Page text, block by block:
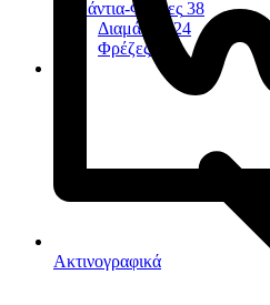
Ακτινογραφικά
Διαμάντια-Φρέζες 38
Διαμάντια
24
Φρέζες